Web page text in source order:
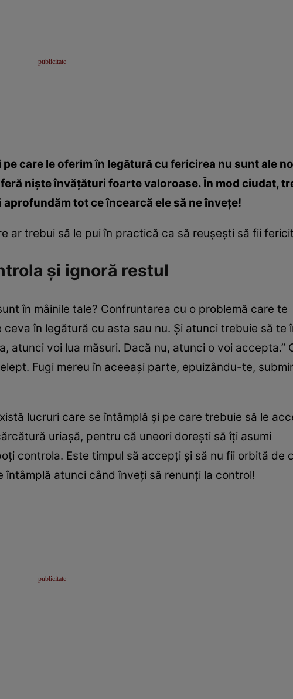
care le oferim în legătură cu fericirea nu sunt ale
nişte învăţături foarte valoroase. În mod ciudat,
tot ce încearcă ele să ne înveţe!
ar trebui să le pui în practică ca să reuşeşti să fii
şi ignoră restul
în mâinile tale? Confruntarea cu o problemă care te
în legătură cu asta sau nu. Şi atunci trebuie să te
atunci voi lua măsuri. Dacă nu, atunci o voi accepta.”
Fugi mereu în aceeaşi parte, epuizându-te,
lucruri care se întâmplă şi pe care trebuie să le
uriaşă, pentru că uneori doreşti să îţi asumi
controla. Este timpul să accepţi şi să nu fii orbită de
atunci când înveţi să renunţi la control!